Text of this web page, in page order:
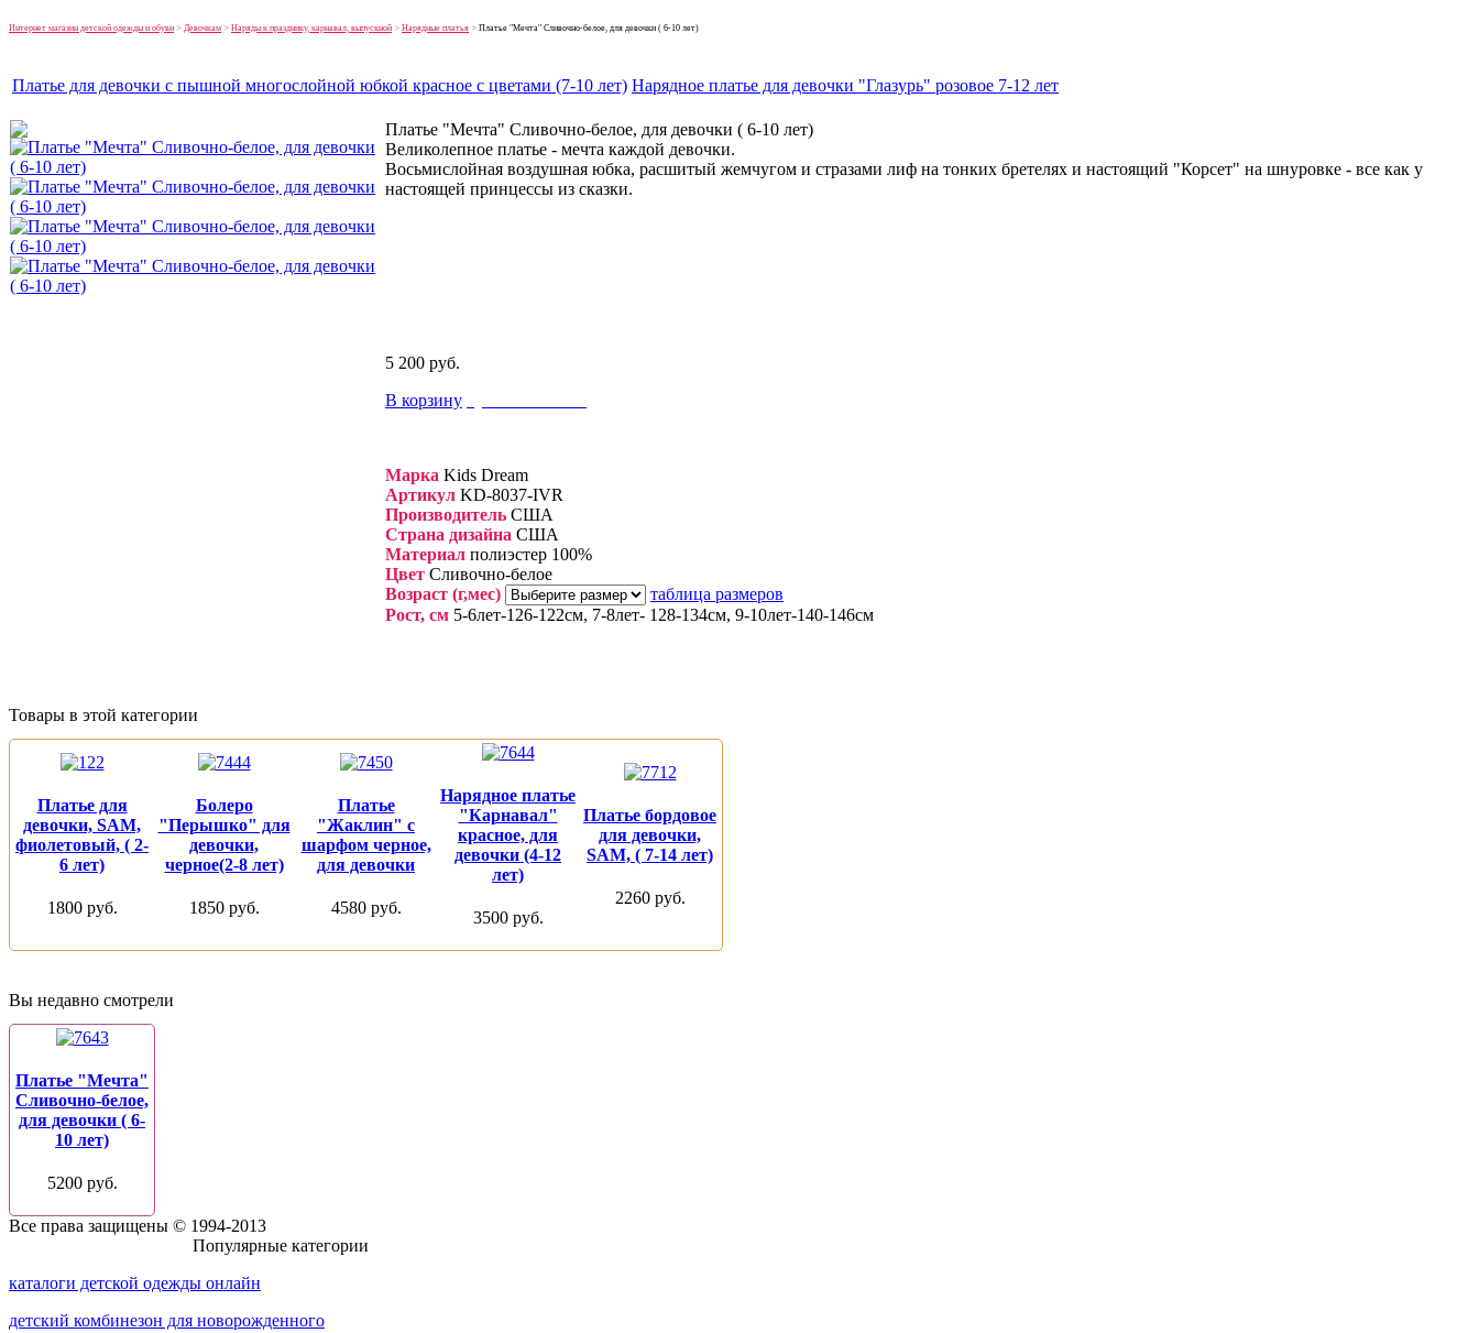
Интернет магазин детской одежды и обуви > Девочкам > Наряды к празднику, карнавал, выпускной > Нарядные платья > Платье "Мечта" Сливочно-белое, для девочки ( 6-10 лет)
Платье для девочки с пышной многослойной юбкой красное с цветами (7-10 лет) Нарядное платье для девочки "Глазурь" розовое 7-12 лет
Платье "Мечта" Сливочно-белое, для девочки ( 6-10 лет)
Великолепное платье - мечта каждой девочки.
Восьмислойная воздушная юбка, расшитый жемчугом и стразами лиф на тонких бретелях и настоящий "Корсет" на шнуровке - все как у
настоящей принцессы из сказки.
5 200 руб.
В корзину
Марка Kids Dream
Артикул KD-8037-IVR
Производитель США
Страна дизайна США
Материал полиэстер 100%
Цвет Сливочно-белое
Возраст (г,мес)
таблица размеров
Рост, см 5-6лет-126-122см, 7-8лет- 128-134см, 9-10лет-140-146см
Товары в этой категории
Платье для
девочки, SAM,
фиолетовый, ( 2-
6 лет)
1800 руб.
Болеро
"Перышко" для
девочки,
черное(2-8 лет)
1850 руб.
Платье
"Жаклин" с
шарфом черное,
для девочки
4580 руб.
Нарядное платье
"Карнавал"
красное, для
девочки (4-12
лет)
3500 руб.
Платье бордовое
для девочки,
SAM, ( 7-14 лет)
2260 руб.
Вы недавно смотрели
Платье "Мечта"
Сливочно-белое,
для девочки ( 6-
10 лет)
5200 руб.
Все права защищены © 1994-2013
Популярные категории
каталоги детской одежды онлайн
детский комбинезон для новорожденного